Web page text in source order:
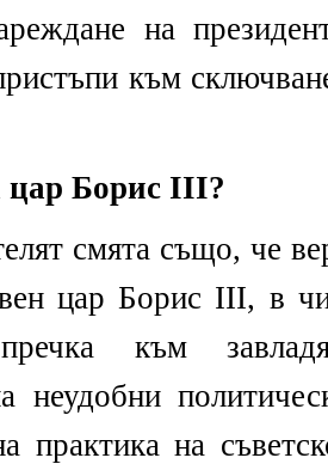
на
към
Борис III?
смята също, че
цар Борис III, в
пречка към
неудобни
практика на